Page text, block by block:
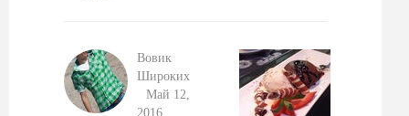
Вовик
Широких
Май 12,
2016